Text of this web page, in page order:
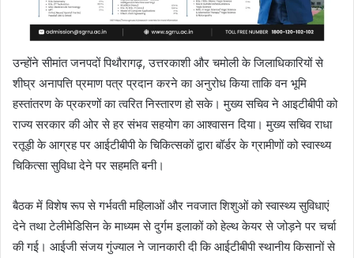
उन्होंने सीमांत जनपदों पिथौरागढ़, उत्तरकाशी और चमोली के जिलाधिकारियों से
शीघ्र अनापत्ति प्रमाण पत्र प्रदान करने का अनुरोध किया ताकि वन भूमि
हस्तांतरण के प्रकरणों का त्वरित निस्तारण हो सके। मुख्य सचिव ने आइटीबीपी को
राज्य सरकार की ओर से हर संभव सहयोग का आश्वासन दिया। मुख्य सचिव राधा
रतूड़ी के आग्रह पर आईटीबीपी के चिकित्सकों द्वारा बॉर्डर के ग्रामीणों को स्वास्थ्य
चिकित्सा सुविधा देने पर सहमति बनी।
बैठक में विशेष रूप से गर्भवती महिलाओं और नवजात शिशुओं को स्वास्थ्य सुविधाएं
देने तथा टेलीमेडिसिन के माध्यम से दुर्गम इलाकों को हेल्थ केयर से जोड़ने पर चर्चा
की गई। आईजी संजय गुंज्याल ने जानकारी दी कि आईटीबीपी स्थानीय किसानों से